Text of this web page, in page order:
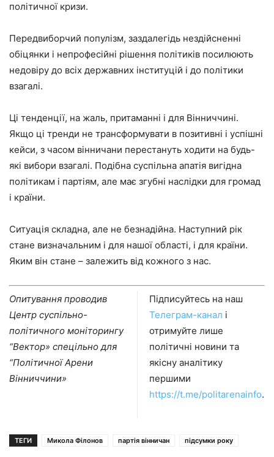
політичної кризи.
Передвиборчий популізм, заздалегідь нездійсненні
обіцянки і непрофесійні рішення політиків посилюють
недовіру до всіх державних інституцій і до політики
взагалі.
Ці тенденції, на жаль, притаманні і для Вінниччині.
Якщо ці тренди не трансформувати в позитивні і успішні
кейси, з часом вінничани перестануть ходити на будь-
які вибори взагалі. Подібна суспільна апатія вигідна
політикам і партіям, але має згубні наслідки для громад
і країни.
Ситуація складна, але не безнадійна. Наступний рік
стане визначальним і для нашої області, і для країни.
Яким він стане – залежить від кожного з нас.
Опитування проводив
Центр суспільно-
політичного моніторингу
“Вектор» спецільно для
“Політичної Арени
Вінниччини»
Підписуйтесь на наш
Телеграм-канал і
отримуйте лише
політичні новини та
якісну аналітику
першими
https://t.me/politarenainfo.
ТЕГИ Микола Філонов партія вінничан підсумки року